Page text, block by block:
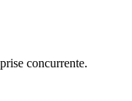
concurrente.